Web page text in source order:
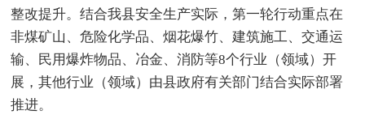
整改提升。结合我县安全生产实际，第一轮行动重点在
非煤矿山、危险化学品、烟花爆竹、建筑施工、交通运
输、民用爆炸物品、冶金、消防等8个行业（领域）开
展，其他行业（领域）由县政府有关部门结合实际部署
推进。